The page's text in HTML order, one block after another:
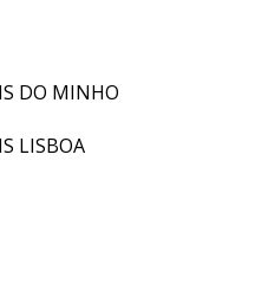
DO MINHO
LISBOA